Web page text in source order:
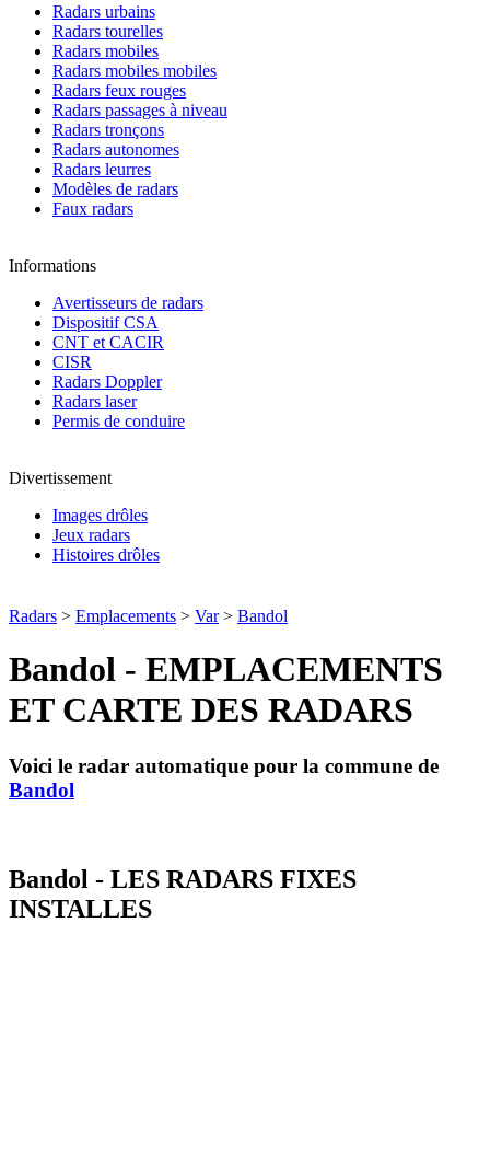
Radars urbains
Radars tourelles
Radars mobiles
Radars mobiles mobiles
Radars feux rouges
Radars passages à niveau
Radars tronçons
Radars autonomes
Radars leurres
Modèles de radars
Faux radars
Informations
Avertisseurs de radars
Dispositif CSA
CNT et CACIR
CISR
Radars Doppler
Radars laser
Permis de conduire
Divertissement
Images drôles
Jeux radars
Histoires drôles
Radars > Emplacements > Var> Bandol
Bandol - EMPLACEMENTS
ET CARTE DES RADARS
Voici le radar automatique pour la commune de
Bandol
Bandol - LES RADARS FIXES
INSTALLES